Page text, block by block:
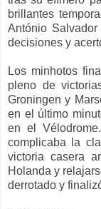
brillantes
António
decisiones y
Los minhotos
pleno de
Groningen y
en el último
en el
complicaba la
victoria casera
Holanda y
derrotado y